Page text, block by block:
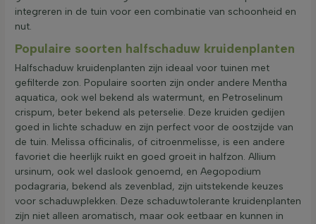
integreren in de tuin voor een combinatie van schoonheid en
nut.
Populaire soorten halfschaduw kruidenplanten
Halfschaduw kruidenplanten zijn ideaal voor tuinen met
gefilterde zon. Populaire soorten zijn onder andere Mentha
aquatica, ook wel bekend als watermunt, en Petroselinum
crispum, beter bekend als peterselie. Deze kruiden gedijen
goed in lichte schaduw en zijn perfect voor de oostzijde van
de tuin. Melissa officinalis, of citroenmelisse, is een andere
favoriet die heerlijk ruikt en goed groeit in halfzon. Allium
ursinum, ook wel daslook genoemd, en Aegopodium
podagraria, bekend als zevenblad, zijn uitstekende keuzes
voor schaduwplekken. Deze schaduwtolerante kruidenplanten
zijn niet alleen aromatisch, maar ook eetbaar en kunnen in